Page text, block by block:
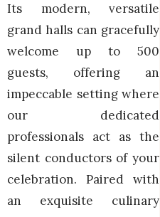
Its modern, versatile
grand halls can gracefully
welcome up to 500
guests, offering an
impeccable setting where
our dedicated
professionals act as the
silent conductors of your
celebration. Paired with
an exquisite culinary